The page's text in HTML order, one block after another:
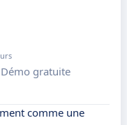
Démo gratuite
comme une